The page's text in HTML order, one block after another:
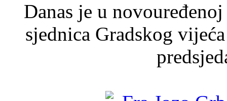
Danas je u
sjednica Gradskog